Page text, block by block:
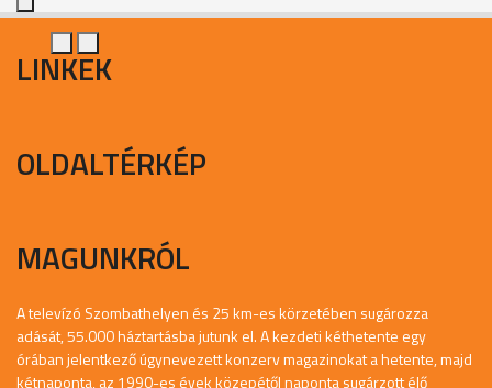
LINKEK
OLDALTÉRKÉP
MAGUNKRÓL
A televízó Szombathelyen és 25 km-es körzetében sugározza
adását, 55.000 háztartásba jutunk el. A kezdeti kéthetente egy
órában jelentkező úgynevezett konzerv magazinokat a hetente, majd
kétnaponta, az 1990-es évek közepétől naponta sugárzott élő